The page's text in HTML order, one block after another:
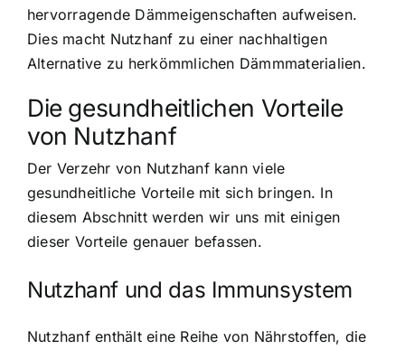
hervorragende Dämmeigenschaften aufweisen.
Dies macht Nutzhanf zu einer nachhaltigen
Alternative zu herkömmlichen Dämmmaterialien.
Die gesundheitlichen Vorteile
von Nutzhanf
Der Verzehr von Nutzhanf kann viele
gesundheitliche Vorteile mit sich bringen. In
diesem Abschnitt werden wir uns mit einigen
dieser Vorteile genauer befassen.
Nutzhanf und das Immunsystem
Nutzhanf enthält eine Reihe von Nährstoffen, die